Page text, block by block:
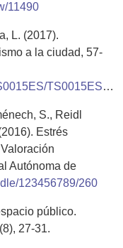
11490
L. (2017).
a la ciudad, 57-
TS0015ES.html
S., Reidl
Estrés
Autónoma de
123456789/260
público.
27-31.